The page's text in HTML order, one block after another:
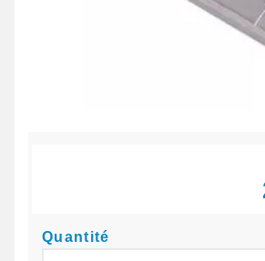
Quantité